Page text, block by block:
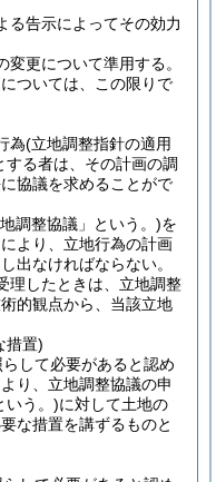
る告示によってその効力
更について準用する。
ついては、この限りで
為(立地調整指針の適用
する者は、その計画の調
協議を求めることがで
調整協議」という。)を
より、立地行為の計画
出なければならない。
理したときは、立地調整
的観点から、当該立地
措置)
して必要があると認め
り、立地調整協議の申
いう。)に対して土地の
な措置を講ずるものと